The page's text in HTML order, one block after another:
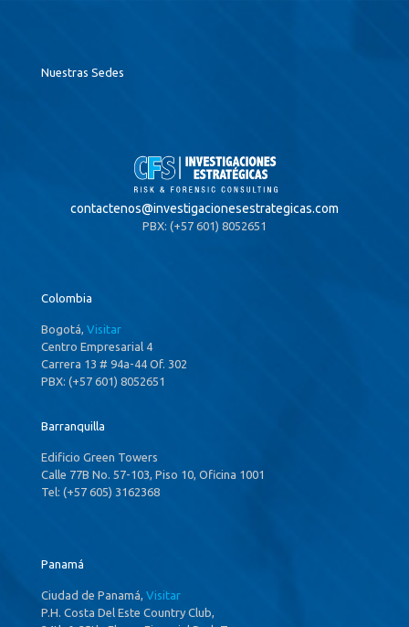
Nuestras Sedes
contactenos@investigacionesestrategicas.com
PBX: (+57 601) 8052651
Colombia
Bogotá, Visitar
Centro Empresarial 4
Carrera 13 # 94a-44 Of. 302
PBX: (+57 601) 8052651
Barranquilla
Edificio Green Towers
Calle 77B No. 57-103, Piso 10, Oficina 1001
Tel: (+57 605) 3162368
Panamá
Ciudad de Panamá, Visitar
P.H. Costa Del Este Country Club,